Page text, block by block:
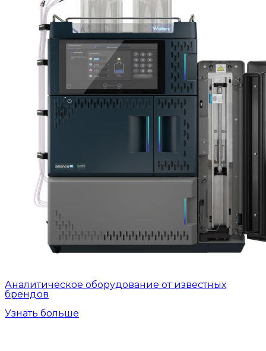
Аналитическое оборудование от известных
брендов
Узнать больше